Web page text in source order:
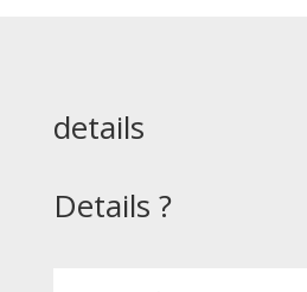
details
Details ?